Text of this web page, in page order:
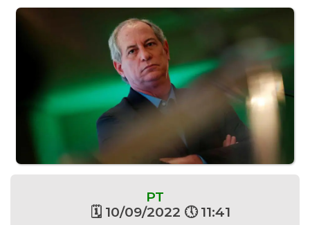
PT
🗓 10/09/2022 🕔 11:41